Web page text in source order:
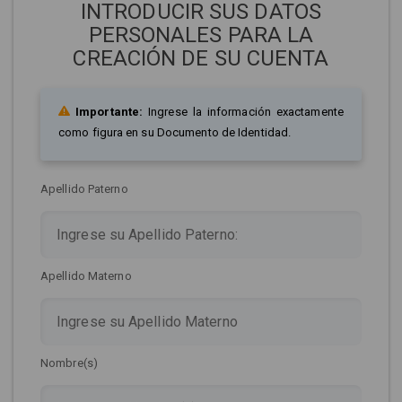
INTRODUCIR SUS DATOS
PERSONALES PARA LA
CREACIÓN DE SU CUENTA
Importante: Ingrese la información exactamente
como figura en su Documento de Identidad.
Apellido Paterno
Apellido Materno
Nombre(s)